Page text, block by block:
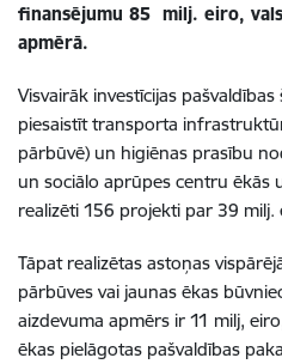
finansējumu 85 milj. eiro,
apmērā.
Visvairāk investīcijas pašvaldības
piesaistīt transporta
pārbūvē) un higiēnas prasību
un sociālo aprūpes centru ēkās
realizēti 156 projekti par 39 milj.
Tāpat realizētas astoņas
pārbūves vai jaunas ēkas
aizdevuma apmērs ir 11 milj, eiro
ēkas pielāgotas pašvaldības